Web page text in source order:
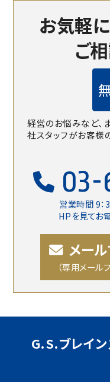
お気軽
ご
経営のお悩みなど、
社スタッフがお客様
03-
営業時間 9：
HPを見てお
メー
（専用メール
G.S.ブレイ